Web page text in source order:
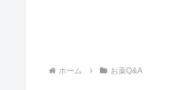
ホーム お薬Q&A